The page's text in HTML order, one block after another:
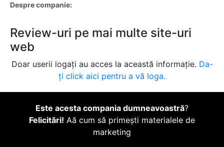
Despre companie:
Review-uri pe mai multe site-uri
web
Doar userii logați au acces la această informație. Da-
ți click aici pentru a vă loga.
Este acesta compania dumneavoastră?
Felicitări! Aă cum să primești materialele de
marketing